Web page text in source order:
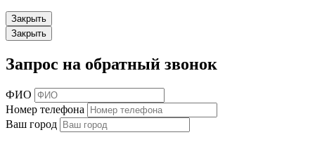
Закрыть
Закрыть
Запрос на обратный звонок
ФИО
Номер телефона
Ваш город